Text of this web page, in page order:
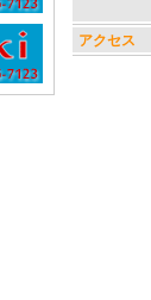
アクセス